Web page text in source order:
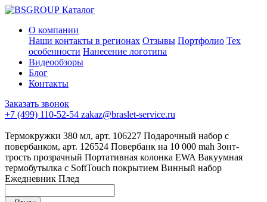
Каталог
О компании
Наши контакты в регионах Отзывы Портфолио Тех
особенности Нанесение логотипа
Видеообзоры
Блог
Контакты
Заказать звонок
+7 (499) 110-52-54 zakaz@braslet-service.ru
Термокружки 380 мл, арт. 106227 Подарочный набор с
повербанком, арт. 126524 Повербанк на 10 000 mah Зонт-
трость прозрачный Портативная колонка EWA Вакуумная
термобутылка с SoftTouch покрытием Винный набор
Ежедневник Плед